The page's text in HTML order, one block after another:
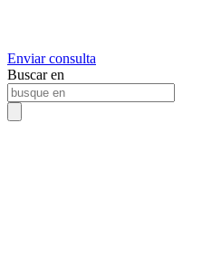
Enviar consulta
Buscar en